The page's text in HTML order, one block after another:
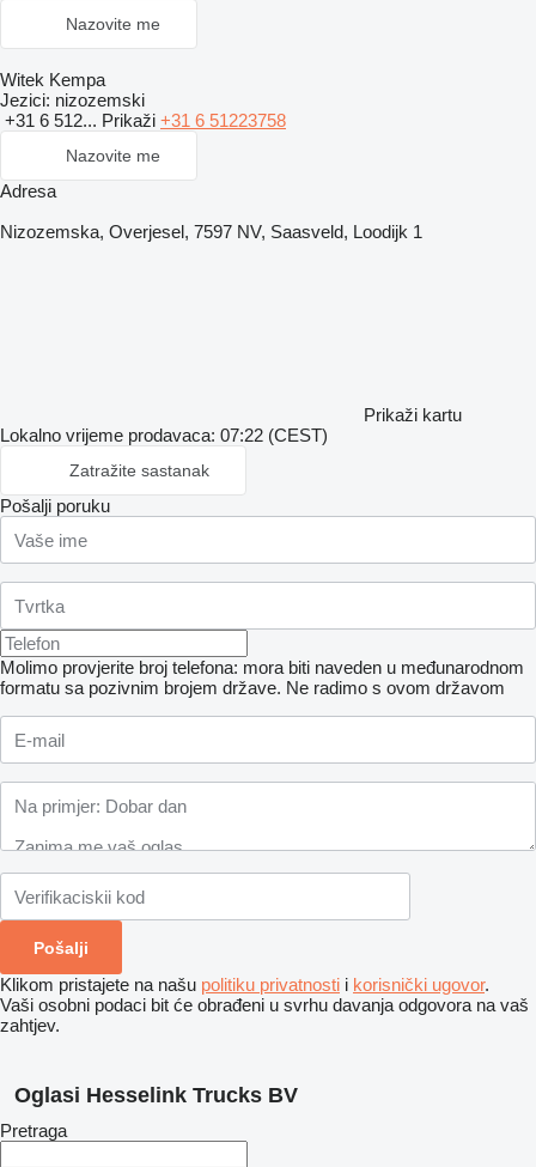
Nazovite me
Witek Kempa
Jezici: nizozemski
+31 6 512... Prikaži +31 6 51223758
Nazovite me
Adresa
Nizozemska, Overjesel, 7597 NV, Saasveld, Loodijk 1
Prikaži kartu
Lokalno vrijeme prodavaca: 07:22 (CEST)
Zatražite sastanak
Pošalji poruku
Molimo provjerite broj telefona: mora biti naveden u međunarodnom
formatu sa pozivnim brojem države. Ne radimo s ovom državom
Klikom pristajete na našu politiku privatnosti i korisnički ugovor.
Vaši osobni podaci bit će obrađeni u svrhu davanja odgovora na vaš
zahtjev.
Oglasi Hesselink Trucks BV
Pretraga